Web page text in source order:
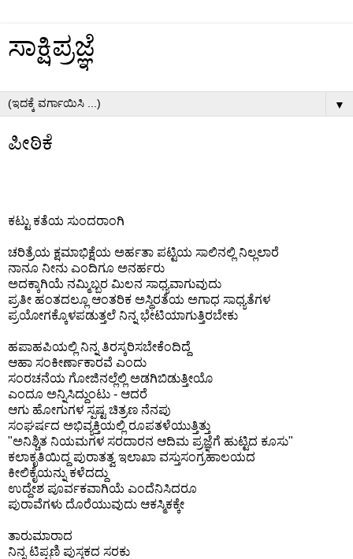
ಸಾಕ್ಷಿಪ್ರಜ್ಞೆ
▼
ಪೀಠಿಕೆ
ಕಟ್ಟು ಕತೆಯ ಸುಂದರಾಂಗಿ
ಚರಿತ್ರೆಯ ಕ್ಷಮಾಭಿಕ್ಷೆಯ ಅರ್ಹತಾ ಪಟ್ಟಿಯ ಸಾಲಿನಲ್ಲಿ ನಿಲ್ಲಲಾರೆ
ನಾನೂ ನೀನು ಎಂದಿಗೂ ಅನರ್ಹರು
ಅದಕ್ಕಾಗಿಯೆ ನಮ್ಮಿಬ್ಬರ ಮಿಲನ ಸಾಧ್ಯವಾಗುವುದು
ಪ್ರತೀ ಹಂತದಲ್ಲೂ ಆಂತರಿಕ ಅಸ್ಥಿರತೆಯ ಅಗಾಧ ಸಾಧ್ಯತೆಗಳ
ಪ್ರಯೋಗಕ್ಕೊಳಪಡುತ್ತಲೆ ನಿನ್ನ ಭೇಟಿಯಾಗುತ್ತಿರಬೇಕು
ಹಪಾಹಪಿಯಲ್ಲಿ ನಿನ್ನ ತಿರಸ್ಕರಿಸಬೇಕೆಂದಿದ್ದೆ
ಆಹಾ ಸಂಕೀರ್ಣಾಕಾರವೆ ಎಂದು
ಸಂರಚನೆಯ ಗೋಜಿನಲ್ಲೆಲ್ಲಿ ಅಡಗಿಬಿಡುತ್ತೀಯೊ
ಎಂದೂ ಅನ್ನಿಸಿದ್ದುಂಟು - ಆದರೆ
ಆಗು ಹೋಗುಗಳ ಸ್ಪಷ್ಟ ಚಿತ್ರಣ ನೆನಪು
ಸಂಘರ್ಷದ ಅಭಿವ್ಯಕ್ತಿಯಲ್ಲಿ ರೂಪತಳೆಯುತ್ತಿತ್ತು
"ಅನಿಶ್ಚಿತ ನಿಯಮಗಳ ಸರದಾರನ ಆದಿಮ ಪ್ರಜ್ಞೆಗೆ ಹುಟ್ಟಿದ ಕೂಸು"
ಕಲಾಕೃತಿಯಿದ್ದ ಪುರಾತತ್ವ ಇಲಾಖಾ ವಸ್ತುಸಂಗ್ರಹಾಲಯದ
ಕೀಲಿಕೈಯನ್ನು ಕಳೆದದ್ದು
ಉದ್ದೇಶ ಪೂರ್ವಕವಾಗಿಯೆ ಎಂದೆನಿಸಿದರೂ
ಪುರಾವೆಗಳು ದೊರೆಯುವುದು ಆಕಸ್ಮಿಕಕ್ಕೇ
ತಾರುಮಾರಾದ
ನಿನ್ನ ಟಿಪ್ಪಣಿ ಪುಸ್ತಕದ ಸರಕು